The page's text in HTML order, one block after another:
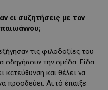
οι συζητήσεις με τον
τις φιλοδοξίες του
οδηγήσουν την ομάδα. Είδα
κατεύθυνση και θέλει να
προοδεύει. Αυτό έπαιξε